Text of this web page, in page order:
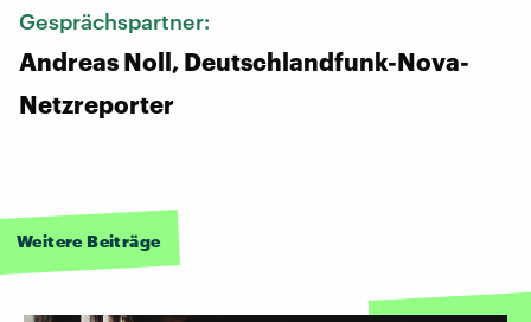
Gesprächspartner:
Andreas Noll, Deutschlandfunk-Nova-
Netzreporter
Weitere Beiträge